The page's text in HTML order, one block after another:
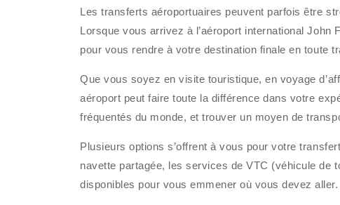
Les transferts aéroportuaires peuvent parfois être
Lorsque vous arrivez à l’aéroport international John
pour vous rendre à votre destination finale en toute
Que vous soyez en visite touristique, en voyage
aéroport peut faire toute la différence dans votre
fréquentés du monde, et trouver un moyen de
Plusieurs options s’offrent à vous pour votre
navette partagée, les services de VTC (véhicule de
disponibles pour vous emmener où vous devez aller.